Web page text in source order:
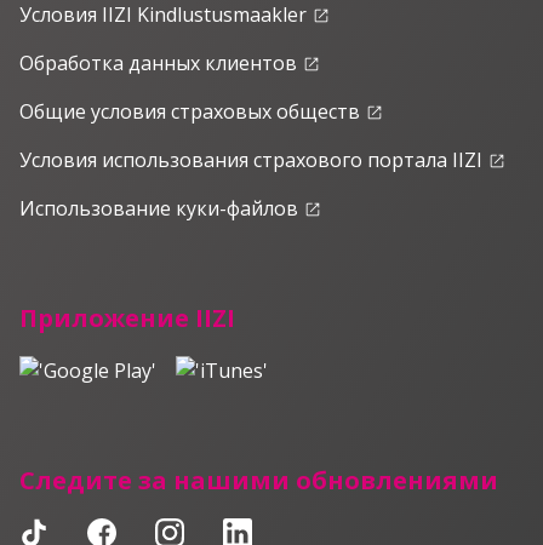
Приложение IIZI
Следите за нашими обновлениями
Условия IIZI Kindlustusmaakler launch
Обработка данных клиентов launch
Общие условия страховых обществ launch
Условия использования страхового портала IIZI launch
Использование куки-файлов launch